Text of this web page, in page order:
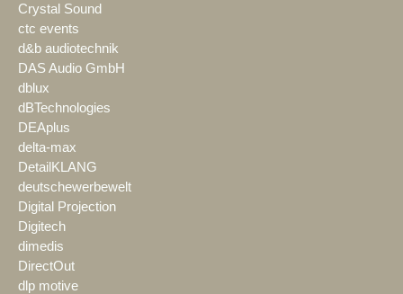
Crystal Sound
ctc events
d&b audiotechnik
DAS Audio GmbH
dblux
dBTechnologies
DEAplus
delta-max
DetailKLANG
deutschewerbewelt
Digital Projection
Digitech
dimedis
DirectOut
dlp motive